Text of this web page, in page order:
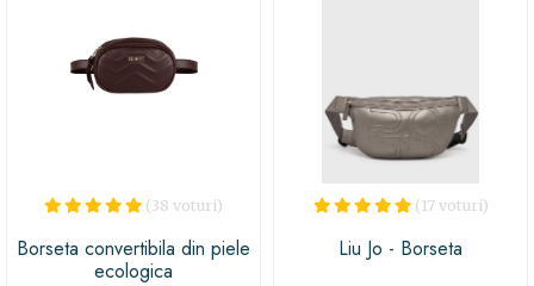
(38 voturi)
Borseta convertibila din piele
ecologica
(17 voturi)
Liu Jo - Borseta